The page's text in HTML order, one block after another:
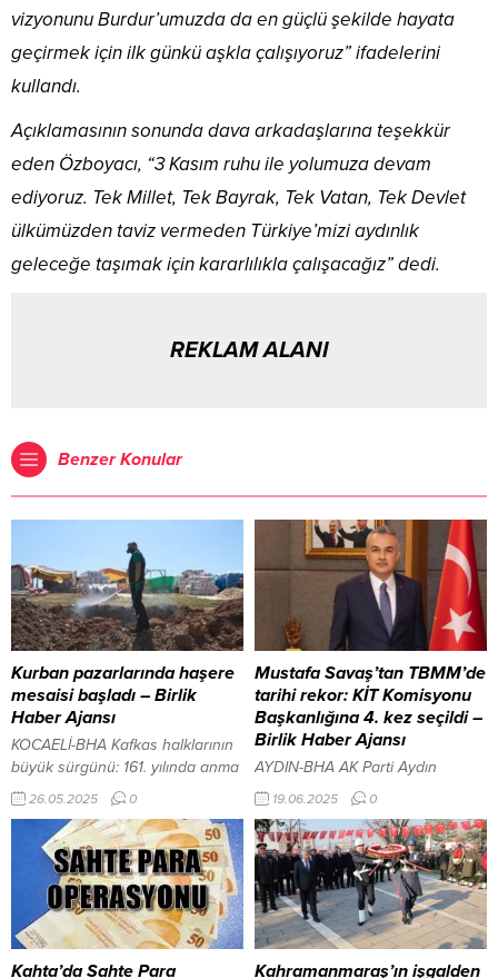
vizyonunu Burdur’umuzda da en güçlü şekilde hayata
geçirmek için ilk günkü aşkla çalışıyoruz” ifadelerini
kullandı.
Açıklamasının sonunda dava arkadaşlarına teşekkür
eden Özboyacı, “3 Kasım ruhu ile yolumuza devam
ediyoruz. Tek Millet, Tek Bayrak, Tek Vatan, Tek Devlet
ülkümüzden taviz vermeden Türkiye’mizi aydınlık
geleceğe taşımak için kararlılıkla çalışacağız” dedi.
REKLAM ALANI
Benzer Konular
Kurban pazarlarında haşere
mesaisi başladı – Birlik
Haber Ajansı
KOCAELİ-BHA Kafkas halklarının
büyük sürgünü: 161. yılında anma
töreni Kocaeli Büyükşehir
Belediyesi, Kurban Bayramı
öncesinde kurbanlık satış
alanlarında sivrisinek ve
karasinek gibi haşerelere karşı
ilaçlama gerçekleştiriyor. Bu
sayede vektör özelliği taşıyan
canlıların üremesi engellenirken,
vatandaşların kurban alım-satım
26.05.2025 0
Mustafa Savaş’tan TBMM’de
tarihi rekor: KİT Komisyonu
Başkanlığına 4. kez seçildi –
Birlik Haber Ajansı
AYDIN-BHA AK Parti Aydın
Milletvekili ve TBMM KİT
Komisyonu Başkanı Mustafa
Savaş, yeniden KİT Komisyonu
Başkanı seçilerek TBMM
tarihinde bir ilki gerçekleştirdi.
Aydın’da Jandarma’nın 186. yılı
onurla kutlandı Geçen hafta
yapılan TBMM ihtisas komisyonu
üye seçimlerinin ardından, bugün
19.06.2025 0
Kahta’da Sahte Para
Kahramanmaraş’ın işgalden